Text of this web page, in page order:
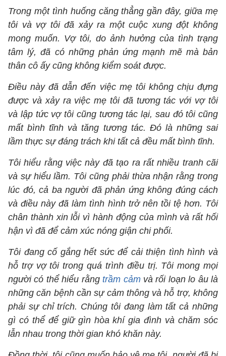
Trong một tình huống căng thẳng gần đây, giữa mẹ
tôi và vợ tôi đã xảy ra một cuộc xung đột không
mong muốn. Vợ tôi, do ảnh hưởng của tình trạng
tâm lý, đã có những phản ứng mạnh mẽ mà bản
thân cô ấy cũng không kiểm soát được.
Điều này đã dẫn đến việc mẹ tôi không chịu đựng
được và xảy ra việc mẹ tôi đã tương tác với vợ tôi
và lập tức vợ tôi cũng tương tác lại, sau đó tôi cũng
mất bình tĩnh và tăng tương tác. Đó là những sai
lầm thực sự đáng trách khi tất cả đều mất bình tĩnh.
Tôi hiểu rằng việc này đã tạo ra rất nhiều tranh cãi
và sự hiểu lầm. Tôi cũng phải thừa nhận rằng trong
lúc đó, cả ba người đã phản ứng không đúng cách
và điều này đã làm tình hình trở nên tồi tệ hơn. Tôi
chân thành xin lỗi vì hành động của mình và rất hối
hận vì đã để cảm xúc nóng giận chi phối.
Tôi đang cố gắng hết sức để cải thiện tình hình và
hỗ trợ vợ tôi trong quá trình điều trị. Tôi mong mọi
người có thể hiểu rằngtrầm cảmvà rối loạn lo âu là
những căn bệnh cần sự cảm thông và hỗ trợ, không
phải sự chỉ trích. Chúng tôi đang làm tất cả những
gì có thể để giữ gìn hòa khí gia đình và chăm sóc
lẫn nhau trong thời gian khó khăn này.